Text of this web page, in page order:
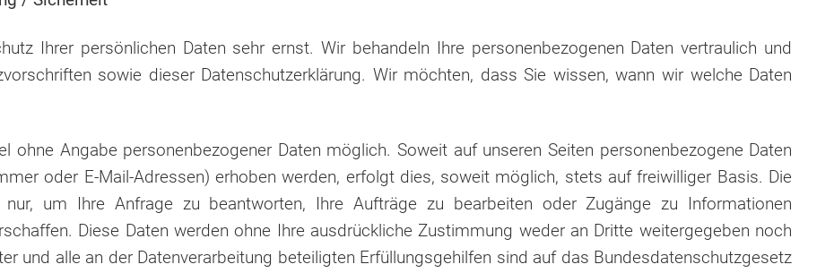
Ihrer persönlichen Daten sehr ernst. Wir behandeln Ihre personenbezogenen Daten vertraulich und
sowie dieser Datenschutzerklärung. Wir möchten, dass Sie wissen, wann wir welche Daten
ohne Angabe personenbezogener Daten möglich. Soweit auf unseren Seiten personenbezogene Daten
oder E-Mail-Adressen) erhoben werden, erfolgt dies, soweit möglich, stets auf freiwilliger Basis. Die
nur, um Ihre Anfrage zu beantworten, Ihre Aufträge zu bearbeiten oder Zugänge zu Informationen
Diese Daten werden ohne Ihre ausdrückliche Zustimmung weder an Dritte weitergegeben noch
und alle an der Datenverarbeitung beteiligten Erfüllungsgehilfen sind auf das Bundesdatenschutzgesetz